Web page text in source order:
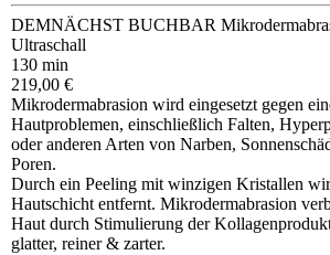
DEMNÄCHST BUCHBAR
Ultraschall
130 min
219,00 €
Mikrodermabrasion wird eingesetzt gegen
Hautproblemen, einschließlich Falten,
oder anderen Arten von Narben,
Poren.
Durch ein Peeling mit winzigen Kristallen
Hautschicht entfernt. Mikrodermabrasion
Haut durch Stimulierung der
glatter, reiner & zarter.